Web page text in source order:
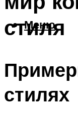
Меню
стиля
стилях